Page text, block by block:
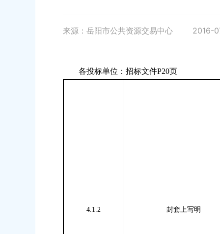
来源：岳阳市公共资源交易中心 2016-
各投标单位：招标文件P20页
4.1.2 封套上写明